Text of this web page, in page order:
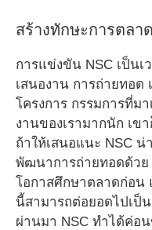
สร้างทักษะการตลา
การแข่งขัน NSC เป็นเ
เสนองาน การถ่ายทอด
โครงการ กรรมการที่ม
งานของเรามากนัก เข
ถ้าให้เสนอแนะ NSC น่
พัฒนาการถ่ายทอดด้วย
โอกาสศึกษาตลาดก่อน
นี้สามารถต่อยอดไปเป็
ผ่านมา NSC ทำได้ค่อ